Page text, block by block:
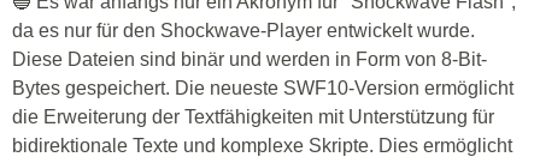
da es nur für den Shockwave-Player entwickelt wurde.
Diese Dateien sind binär und werden in Form von 8-Bit-
Bytes gespeichert. Die neueste SWF10-Version ermöglicht
die Erweiterung der Textfähigkeiten mit Unterstützung für
bidirektionale Texte und komplexe Skripte. Dies ermöglicht